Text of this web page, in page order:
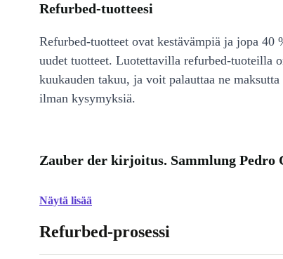
Refurbed-tuotteesi
Refurbed-tuotteet ovat kestävämpiä ja jopa 40
uudet tuotteet. Luotettavilla refurbed-tuoteilla
kuukauden takuu, ja voit palauttaa ne
ilman kysymyksiä.
Zauber der kirjoitus. Sammlung Pedro
Näytä lisää
Refurbed-prosessi